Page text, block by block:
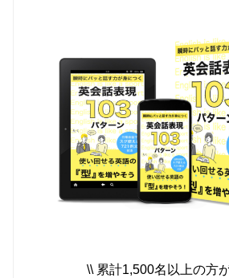
\\ 累計1,500名以上の方